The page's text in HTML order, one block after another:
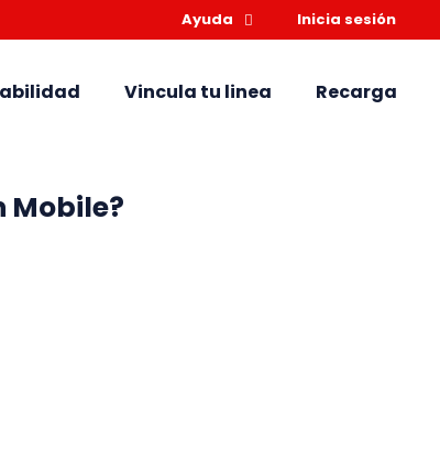
Ayuda Inicia sesión
Vincula tu linea Recarga
Mobile?